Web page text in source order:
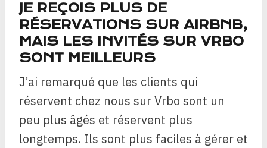
JE REÇOIS PLUS DE
RÉSERVATIONS SUR AIRBNB,
MAIS LES INVITÉS SUR VRBO
SONT MEILLEURS
J’ai remarqué que les clients qui
réservent chez nous sur Vrbo sont un
peu plus âgés et réservent plus
longtemps. Ils sont plus faciles à gérer et